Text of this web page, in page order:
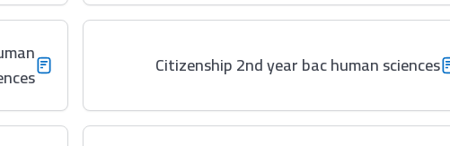
Citizenship 2nd year bac human sciences